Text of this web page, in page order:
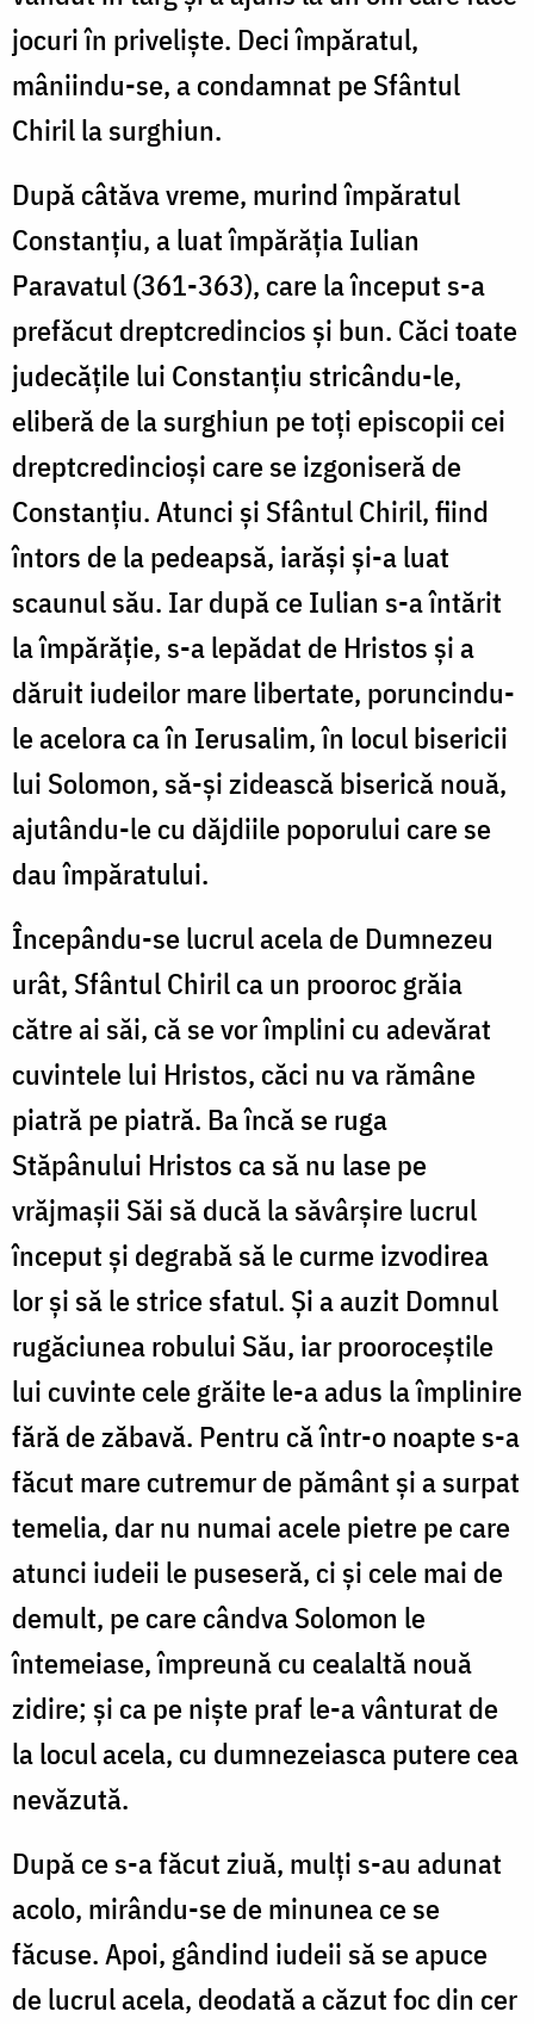
jocuri în priveliște. Deci împăratul,
mâniindu-se, a condamnat pe Sfântul
Chiril la surghiun.
După câtăva vreme, murind împăratul
Constanțiu, a luat împărăția Iulian
Paravatul (361-363), care la început s-a
prefăcut dreptcredincios și bun. Căci toate
judecățile lui Constanțiu stricându-le,
eliberă de la surghiun pe toți episcopii cei
dreptcredincioși care se izgoniseră de
Constanțiu. Atunci și Sfântul Chiril, fiind
întors de la pedeapsă, iarăși și-a luat
scaunul său. Iar după ce Iulian s-a întărit
la împărăție, s-a lepădat de Hristos și a
dăruit iudeilor mare libertate, poruncindu-
le acelora ca în Ierusalim, în locul bisericii
lui Solomon, să-și zidească biserică nouă,
ajutându-le cu dăjdiile poporului care se
dau împăratului.
Începându-se lucrul acela de Dumnezeu
urât, Sfântul Chiril ca un prooroc grăia
către ai săi, că se vor împlini cu adevărat
cuvintele lui Hristos, căci nu va rămâne
piatră pe piatră. Ba încă se ruga
Stăpânului Hristos ca să nu lase pe
vrăjmașii Săi să ducă la săvârșire lucrul
început și degrabă să le curme izvodirea
lor și să le strice sfatul. Și a auzit Domnul
rugăciunea robului Său, iar prooroceștile
lui cuvinte cele grăite le-a adus la împlinire
fără de zăbavă. Pentru că într-o noapte s-a
făcut mare cutremur de pământ și a surpat
temelia, dar nu numai acele pietre pe care
atunci iudeii le puseseră, ci și cele mai de
demult, pe care cândva Solomon le
întemeiase, împreună cu cealaltă nouă
zidire; și ca pe niște praf le-a vânturat de
la locul acela, cu dumnezeiasca putere cea
nevăzută.
După ce s-a făcut ziuă, mulți s-au adunat
acolo, mirându-se de minunea ce se
făcuse. Apoi, gândind iudeii să se apuce
de lucrul acela, deodată a căzut foc din cer